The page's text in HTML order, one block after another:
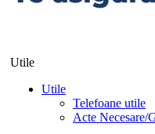
Utile
Utile
Telefoane utile
Acte Necesare/